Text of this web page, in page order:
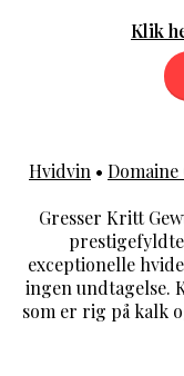
Klik
Hvidvin •
Gresser Kritt
exceptionelle
ingen undtagelse.
som er rig på kalk